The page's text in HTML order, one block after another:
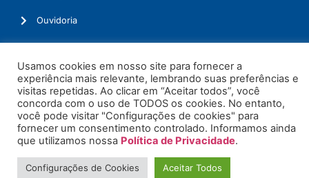
Ouvidoria
© 2026. Todos os Direitos Reservados.
Usamos cookies em nosso site para fornecer a
experiência mais relevante, lembrando suas preferências e
visitas repetidas. Ao clicar em “Aceitar todos”, você
concorda com o uso de TODOS os cookies. No entanto,
você pode visitar "Configurações de cookies" para
fornecer um consentimento controlado. Informamos ainda
que utilizamos nossa Política de Privacidade.
Configurações de Cookies Aceitar Todos